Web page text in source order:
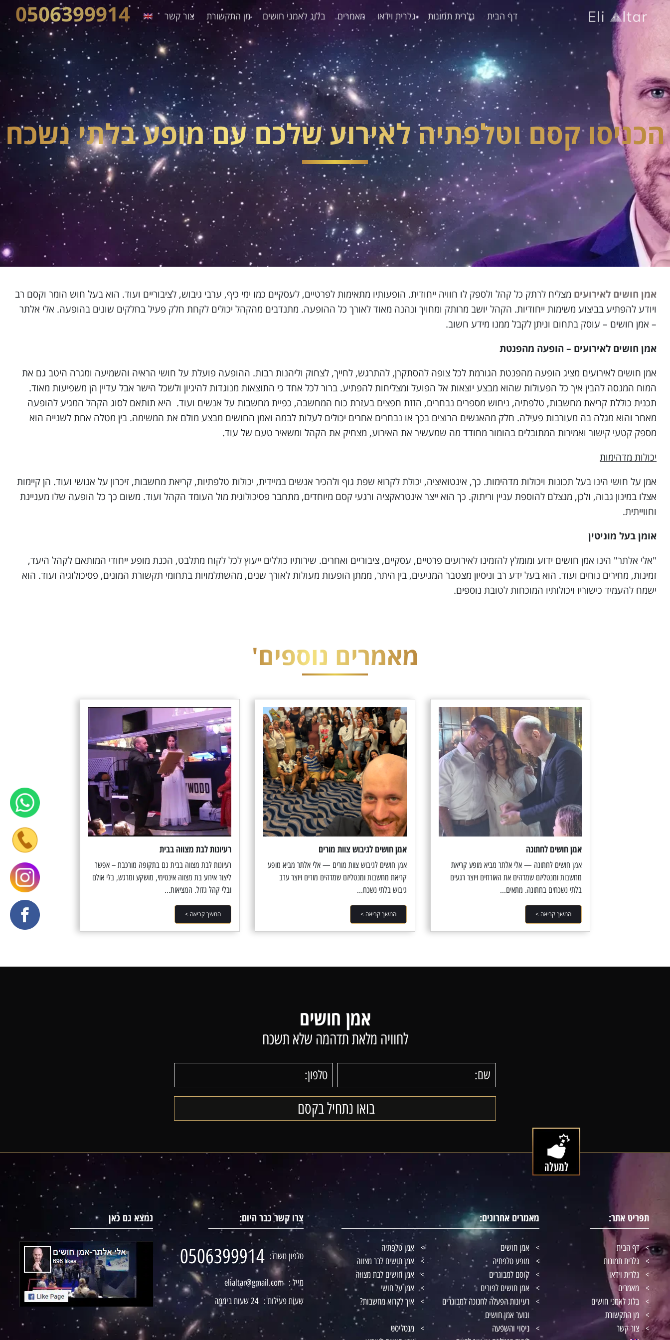
דף הבית גלרית תמונות גלרית וידאו מאמרים בלוג לאמני חושים מן התקשורת צור קשר 0506399914
הכניסו קסם וטלפתיה לאירוע שלכם עם מופע בלתי נשכח
אמן חושים לאירועים מצליח לרתק כל קהל ולספק לו חוויה ייחודית. הופעותיו מתאימות לפרטיים, לעסקיים כמו ימי כיף, ערבי גיבוש, לציבוריים ועוד. הוא בעל חוש הומר וקסם רב
ויודע להפתיע בביצוע משימות ייחודיות. הקהל יושב מרותק ומחויך ונהנה מאוד לאורך כל ההופעה. מתנדבים מהקהל יכולים לקחת חלק פעיל בחלקים שונים בהופעה. אלי אלתר
– אמן חושים – עוסק בתחום וניתן לקבל ממנו מידע חשוב.
אמן חושים לאירועים – הופעה מהפנטת
אמן חושים לאירועים מציג הופעה מהפנטת הגורמת לכל צופה להסתקרן, להתרגש, לחייך, לצחוק וליהנות רבות. ההופעה פועלת על חושי הראיה והשמיעה ומגרה היטב גם את
המוח המנסה להבין איך כל הפעולות שהוא מבצע יוצאות אל הפועל ומצליחות להפתיע. ברור לכל אחד כי התוצאות מנוגדות להיגיון ולשכל הישר אבל עדיין הן משפיעות מאוד.
תכנית כוללת קריאת מחשבות, טלפתיה, ניחוש מספרים נבחרים, הזזת חפצים בעזרת כוח המחשבה, כפיית מחשבות על אנשים ועוד. היא תותאם לסוג הקהל המגיע להופעה
מאחר והוא מגלה בה מעורבות פעילה. חלק מהאנשים הרוצים בכך או נבחרים אחרים יכולים לעלות לבמה ואמן החושים מבצע מולם את המשימה. בין מטלה אחת לשנייה הוא
מספק קטעי קישור ואמירות המתובלים בהומור מחודד מה שמעשיר את האירוע, מצחיק את הקהל ומשאיר טעם של עוד.
יכולות מדהימות
אמן על חושי הינו בעל תכונות ויכולות מדהימות. כך, אינטואיציה, יכולת לקרוא שפת גוף ולהכיר אנשים במיידית, יכולות טלפתיות, קריאת מחשבות, זיכרון על אנושי ועוד. הן קיימות
אצלו במינון גבוה, ולכן, מנצלם להוספת עניין וריתוק. כך הוא ייצר אינטראקציה ורגעי קסם מיוחדים, מתחבר פסיכולוגית מול העומד הקהל ועוד. משום כך כל הופעה שלו מעניינת
וחווייתית.
אומן בעל מוניטין
"אלי אלתר" הינו אמן חושים ידוע ומומלץ להזמינו לאירועים פרטיים, עסקיים, ציבוריים ואחרים. שירותיו כוללים ייעוץ לכל לקוח מתלבט, הכנת מופע ייחודי המותאם לקהל היעד,
זמינות, מחירים נוחים ועוד. הוא בעל ידע רב וניסיון מצטבר המגיעים, בין היתר, ממתן הופעות מעולות לאורך שנים, מהשתלמויות בתחומי תקשורת המונים, פסיכולוגיה ועוד. הוא
ישמח להעמיד כישוריו ויכולותיו המוכחות לטובת נוספים.
מאמרים נוספים'
אמן חושים לחתונה
אמן חושים לחתונה — אלי אלתר מביא מופע קריאת
מחשבות ומנטליזם שמדהים את האורחים ויוצר רגעים
בלתי נשכחים בחתונה. מתאים...
המשך קריאה >
אמן חושים לגיבוש צוות מורים
אמן חושים לגיבוש צוות מורים — אלי אלתר מביא מופע
קריאת מחשבות ומנטליזם שמדהים מורים ויוצר ערב
גיבוש בלתי נשכח...
המשך קריאה >
רעיונות לבת מצווה בבית
רעיונות לבת מצווה בבית גם בתקופה מורכבת – אפשר
ליצור אירוע בת מצווה אינטימי, מושקע ומרגש, בלי אולם
ובלי קהל גדול. המציאות...
המשך קריאה >
אמן חושים
לחוויה מלאת תדהמה שלא תשכח
תפריט אתר:
דף הבית
גלרית תמונות
גלרית וידאו
מאמרים
בלוג לאמני חושים
מן התקשורת
צור קשר
מאמרים אחרונים:
אמן חושים
אמן טלפתיה
מופע טלפתיה
אמן חושים לבר מצווה
קוסם למבוגרים
אמן חושים לבת מצווה
אמן חושים לפורים
אמן על חושי
רעיונות הפעלה לחנוכה למבוגרים
ונוער אמן חושים
איך לקרוא מחשבות?
ניסוי והשפעה
מנטליסט
צרו קשר כבר היום:
טלפון משרד: 0506399914
מייל : elialtar@gmail.com
שעות פעילות : 24 שעות ביממה
נמצא גם כאן